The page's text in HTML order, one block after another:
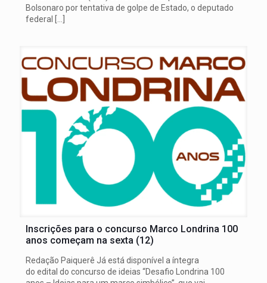
Bolsonaro por tentativa de golpe de Estado, o deputado
federal
[…]
Inscrições para o concurso Marco Londrina 100
anos começam na sexta (12)
Redação Paiquerê Já está disponível a íntegra
do edital do concurso de ideias “Desafio Londrina 100